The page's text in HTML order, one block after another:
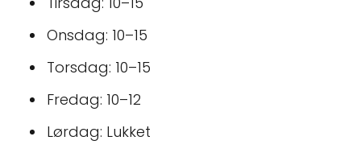
Onsdag: 10–15
Torsdag: 10–15
Fredag: 10–12
Lørdag: Lukket